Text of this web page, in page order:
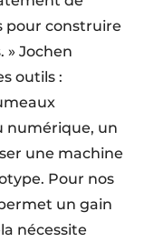
pour construire
» Jochen
outils :
numérique, un
une machine
Pour nos
un gain
nécessite